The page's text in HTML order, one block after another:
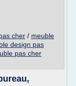
cher / meuble
design pas
pas cher